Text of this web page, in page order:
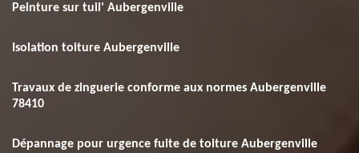
Peinture sur tuil' Aubergenville
Isolation toiture Aubergenville
Travaux de zinguerie conforme aux normes Aubergenville
78410
Dépannage pour urgence fuite de toiture Aubergenville